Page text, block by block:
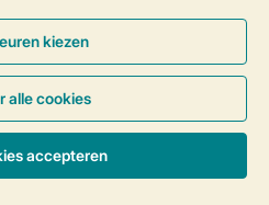
wijzigen
Notice
Cookies en banners
© 2026 Landal